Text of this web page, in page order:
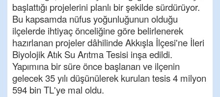
başlattığı projelerini planlı bir şekilde sürdürüyor.
Bu kapsamda nüfus yoğunluğunun olduğu
ilçelerde ihtiyaç önceliğine göre belirlenerek
hazırlanan projeler dâhilinde Akkışla İlçesi'ne İleri
Biyolojik Atık Su Arıtma Tesisi inşa edildi.
Yapımına bir süre önce başlanan ve ilçenin
gelecek 35 yılı düşünülerek kurulan tesis 4 milyon
594 bin TL'ye mal oldu.